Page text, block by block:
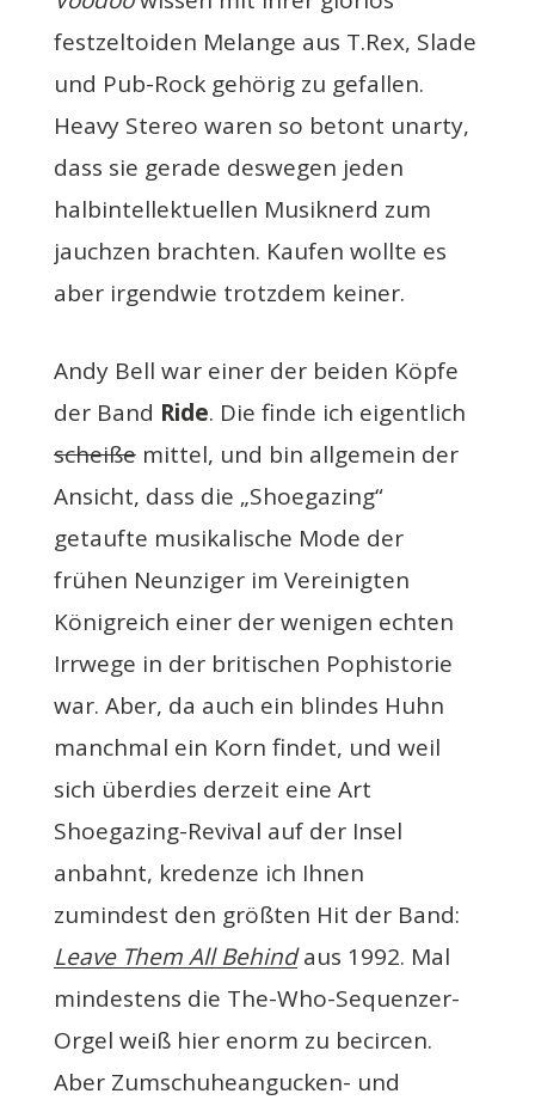
festzeltoiden Melange aus T.Rex, Slade
und Pub-Rock gehörig zu gefallen.
Heavy Stereo waren so betont unarty,
dass sie gerade deswegen jeden
halbintellektuellen Musiknerd zum
jauchzen brachten. Kaufen wollte es
aber irgendwie trotzdem keiner.
Andy Bell war einer der beiden Köpfe
der Band Ride. Die finde ich eigentlich
scheißemittel, und bin allgemein der
Ansicht, dass die „Shoegazing“
getaufte musikalische Mode der
frühen Neunziger im Vereinigten
Königreich einer der wenigen echten
Irrwege in der britischen Pophistorie
war. Aber, da auch ein blindes Huhn
manchmal ein Korn findet, und weil
sich überdies derzeit eine Art
Shoegazing-Revival auf der Insel
anbahnt, kredenze ich Ihnen
zumindest den größten Hit der Band:
Leave Them All Behindaus 1992. Mal
mindestens die The-Who-Sequenzer-
Orgel weiß hier enorm zu becircen.
Aber Zumschuheangucken- und